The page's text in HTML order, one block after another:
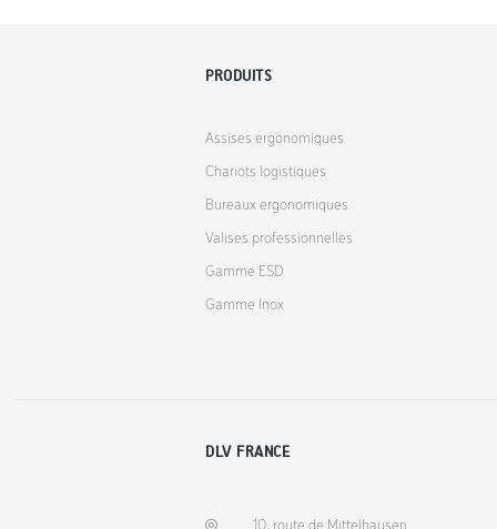
PRODUITS
Assises ergonomiques
Chariots logistiques
Bureaux ergonomiques
Valises professionnelles
Gamme ESD
Gamme Inox
DLV FRANCE